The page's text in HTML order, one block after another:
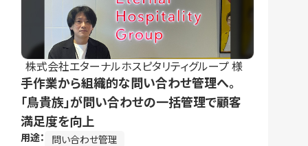
株式会社エターナルホスピタリティグループ 様
手作業から組織的な問い合わせ管理へ。
「鳥貴族」が問い合わせの一括管理で顧客
満足度を向上
用途：
問い合わせ管理